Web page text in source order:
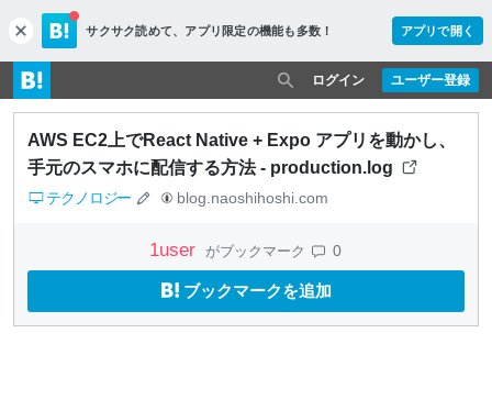
c
l
o
s
e
サクサク読めて、 アプリ限定の機能も多数！ アプリで開く
ユーザー登録
ログイン
AWS EC2上でReact Native + Expo アプリを動かし、
手元のスマホに配信する方法 - production.log
テクノロジー blog.naoshihoshi.com
1user がブックマーク 0
ブックマークを追加